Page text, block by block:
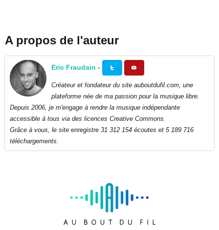
A propos de l'auteur
Eric Fraudain -
Créateur et fondateur du site auboutdufil.com, une
plateforme née de ma passion pour la musique libre.
Depuis 2006, je m'engage à rendre la musique indépendante
accessible à tous via des licences Creative Commons.
Grâce à vous, le site enregistre 31 312 154 écoutes et 5 189 716
téléchargements.